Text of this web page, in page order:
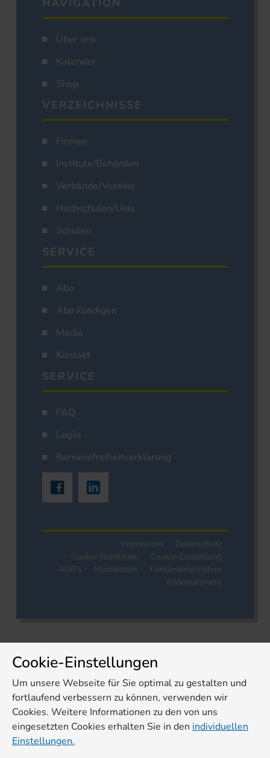
NAVIGATION
Über uns
Kalender
Shop
VERZEICHNISSE
Firmen
Institute/Behörden
Verbände/Vereine
Hochschulen/Unis
Schulen
SERVICE
Abo
Abo kündigen
Media
Kontakt
SERVICE
FAQ
Login
Barrierefreiheitserklärung
Impressum
Datenschutz
Cookie-Richtlinien
Cookie-Einstellung
AGB's
Mediadaten
Kundeninformation
Widerrufsrecht
Cookie-Einstellungen
Um unsere Webseite für Sie optimal zu gestalten und
fortlaufend verbessern zu können, verwenden wir
Cookies. Weitere Informationen zu den von uns
eingesetzten Cookies erhalten Sie in den individuellen
Einstellungen.